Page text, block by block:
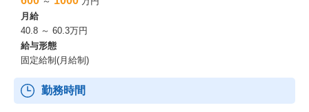
月給
40.8 ～ 60.3万円
給与形態
固定給制(月給制)
勤務時間